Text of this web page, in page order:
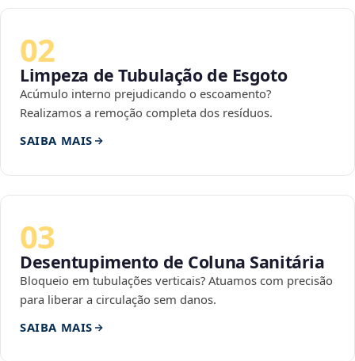
02
Limpeza de Tubulação de Esgoto
Acúmulo interno prejudicando o escoamento?
Realizamos a remoção completa dos resíduos.
SAIBA MAIS
03
Desentupimento de Coluna Sanitária
Bloqueio em tubulações verticais? Atuamos com precisão
para liberar a circulação sem danos.
SAIBA MAIS